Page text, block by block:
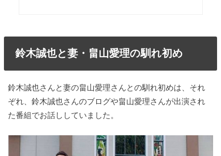
鈴木誠也と妻・畠山愛理の馴れ初め
鈴木誠也さんと妻の畠山愛理さんとの馴れ初めは、それ
ぞれ、鈴木誠也さんのブログや畠山愛理さんが出演され
た番組でお話ししていました。